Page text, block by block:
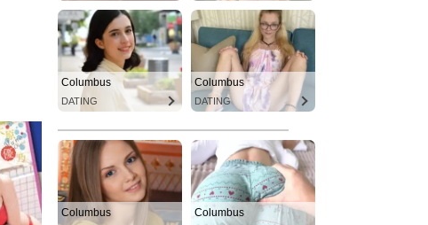
Columbus
DATING
Columbus
DATING
Columbus Columbus